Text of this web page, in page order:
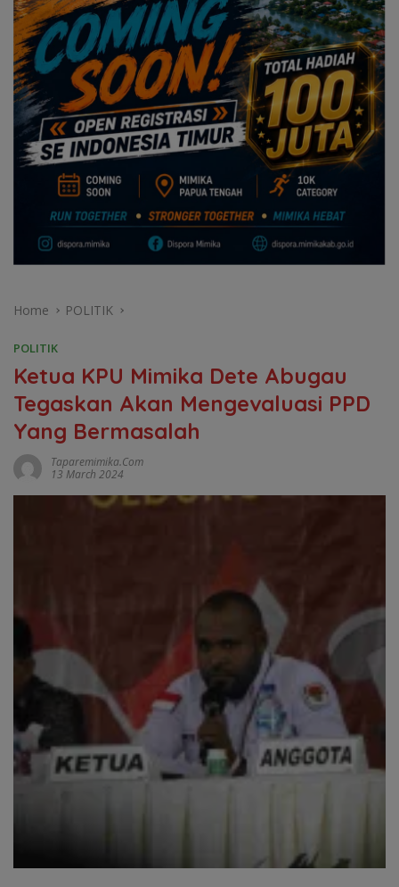
Home POLITIK
POLITIK
Ketua KPU Mimika Dete Abugau
Tegaskan Akan Mengevaluasi PPD
Yang Bermasalah
Taparemimika.com
13 March 2024